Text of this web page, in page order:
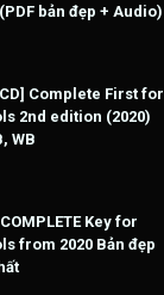
bản đẹp + Audio)
Complete First for
2nd edition (2020)
WB
Key for
from 2020 Bản đẹp